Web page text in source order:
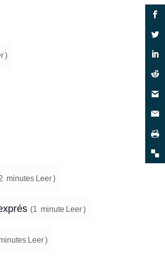
)
minutes Leer )
(1 minute Leer )
Leer )